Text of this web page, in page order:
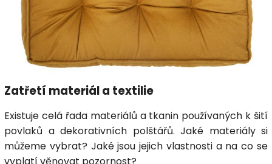
Zatřetí materiál a textilie
Existuje celá řada materiálů a tkanin používaných k šití
povlaků a dekorativních polštářů. Jaké materiály si
můžeme vybrat? Jaké jsou jejich vlastnosti a na co se